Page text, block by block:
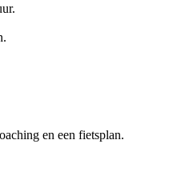
en een fietsplan.